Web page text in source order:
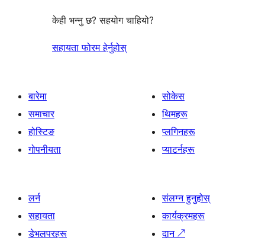
केही भन्नु छ? सहयोग चाहियो?
सहायता फोरम हेर्नुहोस्
बारेमा
समाचार
होस्टिङ
गोपनीयता
सोकेस
थिमहरू
प्लगिनहरू
प्याटर्नहरू
लर्न
सहायता
डेभलपरहरू
संलग्न हुनुहोस्
कार्यक्रमहरू
दान ↗